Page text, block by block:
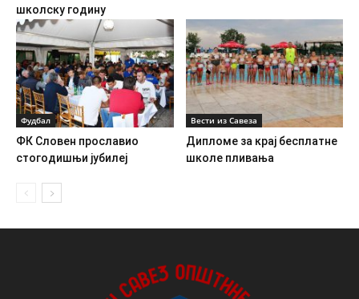
школску годину
Фудбал
ФК Словен прославио
стогодишњи јубилеј
Вести из Савеза
Дипломе за крај бесплатне
школе пливања